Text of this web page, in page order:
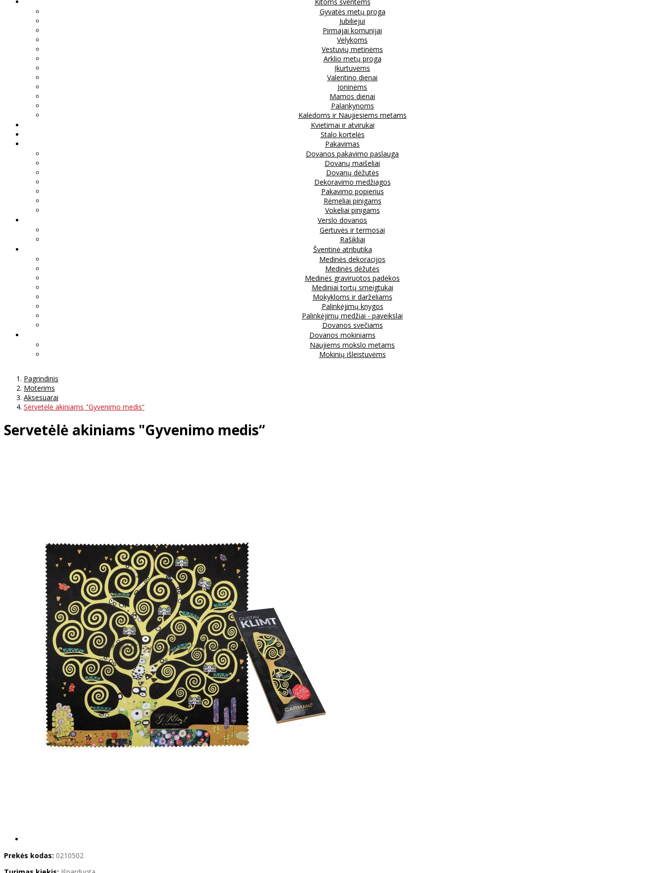
Gyvatės metų proga
Jubiliejui
Pirmajai komunijai
Velykoms
Vestuvių metinėms
Arklio metų proga
Įkurtuvėms
Valentino dienai
Joninėms
Mamos dienai
Palankynoms
Kalėdoms ir Naujiesiems metams
Kvietimai ir atvirukai
Stalo kortelės
Pakavimas
Dovanos pakavimo paslauga
Dovanų maišeliai
Dovanų dėžutės
Dekoravimo medžiagos
Pakavimo popierius
Rėmeliai pinigams
Vokeliai pinigams
Verslo dovanos
Gertuvės ir termosai
Rašikliai
Šventinė atributika
Medinės dekoracijos
Medinės dėžutės
Medinės graviruotos padėkos
Mediniai tortų smeigtukai
Mokykloms ir darželiams
Palinkėjimų knygos
Palinkėjimų medžiai - paveikslai
Dovanos svečiams
Dovanos mokiniams
Naujiems mokslo metams
Mokinių išleistuvėms
Pagrindinis
Moterims
Aksesuarai
Servetėlė akiniams "Gyvenimo medis“
Servetėlė akiniams "Gyvenimo medis“
Prekės kodas: 0210502